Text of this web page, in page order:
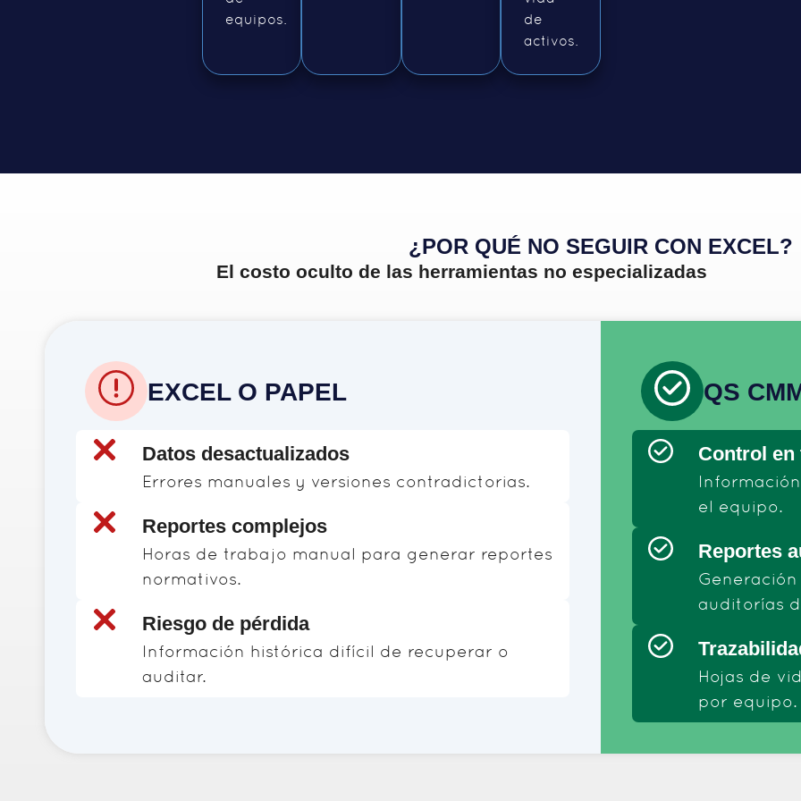
equipos.
de
activos.
¿POR QUÉ NO SEGUIR CON EXCEL?
El costo oculto de las herramientas no especializadas
EXCEL O PAPEL
Datos desactualizados
Errores manuales y versiones contradictorias.
Reportes complejos
Horas de trabajo manual para generar reportes
normativos.
Riesgo de pérdida
Información histórica difícil de recuperar o
auditar.
QS
Control
el equipo.
Reportes
auditorías
Hojas de
por equipo.